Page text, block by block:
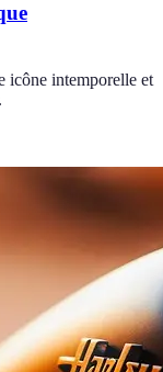
icône intemporelle et